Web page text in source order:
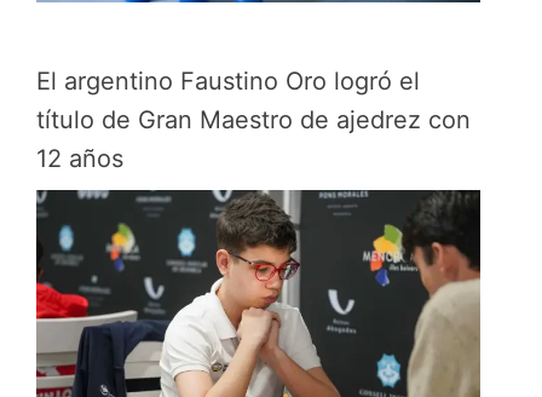
El argentino Faustino Oro logró el
título de Gran Maestro de ajedrez con
12 años